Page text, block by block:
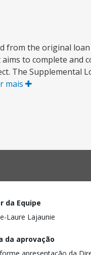
from the original
to complete and
The Supplemental
mais
da Equipe
Laure Lajaunie
da aprovação
apresentação da